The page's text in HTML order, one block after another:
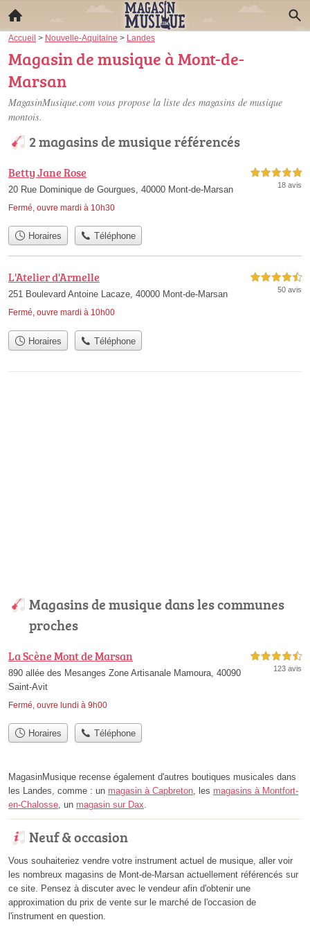
Accueil > Nouvelle-Aquitaine > Landes
Magasin de musique à Mont-de-
Marsan
MagasinMusique.com vous propose la liste des magasins de musique
montois.
2 magasins de musique référencés
Betty Jane Rose
20 Rue Dominique de Gourgues, 40000 Mont-de-Marsan
Fermé, ouvre mardi à 10h30
5,0 étoiles sur 5
18 avis
Horaires Téléphone
L'Atelier d'Armelle
251 Boulevard Antoine Lacaze, 40000 Mont-de-Marsan
Fermé, ouvre mardi à 10h00
4,5 étoiles sur 5
50 avis
Horaires Téléphone
Magasins de musique dans les communes
proches
La Scène Mont de Marsan
890 allée des Mesanges Zone Artisanale Mamoura, 40090
Saint-Avit
Fermé, ouvre lundi à 9h00
4,5 étoiles sur 5
123 avis
Horaires Téléphone
MagasinMusique recense également d'autres boutiques musicales dans
les Landes, comme : un magasin à Capbreton, les magasins à Montfort-
en-Chalosse, un magasin sur Dax.
Neuf & occasion
Vous souhaiteriez vendre votre instrument actuel de musique, aller voir
les nombreux magasins de Mont-de-Marsan actuellement référencés sur
ce site. Pensez à discuter avec le vendeur afin d'obtenir une
approximation du prix de vente sur le marché de l'occasion de
l'instrument en question.